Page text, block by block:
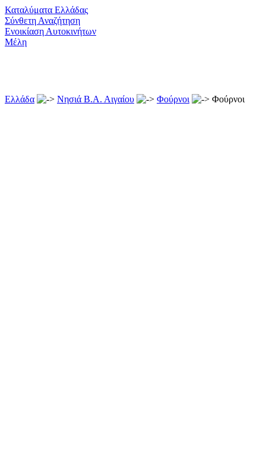
Καταλύματα Ελλάδας
Σύνθετη Αναζήτηση
Ενοικίαση Αυτοκινήτων
Μέλη
Ελλάδα Νησιά Β.Α. Αιγαίου Φούρνοι Φούρνοι